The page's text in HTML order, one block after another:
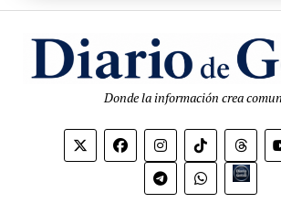
Donde la información crea